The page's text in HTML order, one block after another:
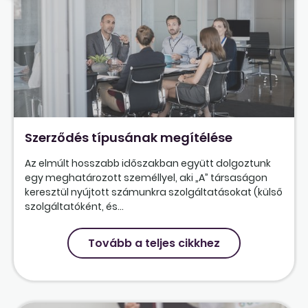
Szerződés típusának megítélése
Az elmúlt hosszabb időszakban együtt dolgoztunk
egy meghatározott személlyel, aki „A” társaságon
keresztül nyújtott számunkra szolgáltatásokat (külső
szolgáltatóként, és...
Tovább a teljes cikkhez